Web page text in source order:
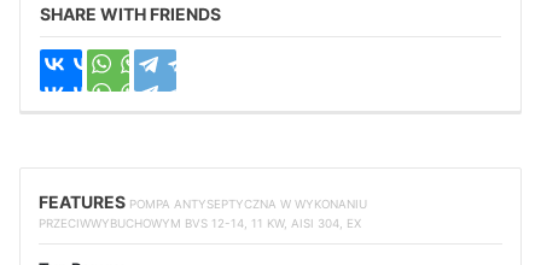
SHARE WITH FRIENDS
FEATURES POMPA ANTYSEPTYCZNA W WYKONANIU
PRZECIWWYBUCHOWYM BVS 12-14, 11 KW, AISI 304, EX